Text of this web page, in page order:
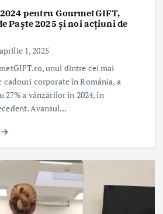
pentru GourmetGIFT,
Paște 2025 și noi acțiuni de
1, 2025
unul dintre cei mai
corporate în România, a
27% a vânzărilor în 2024, în
Avansul…